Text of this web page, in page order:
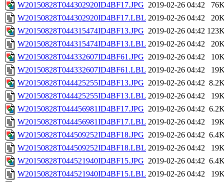
W20150828T044302920ID4BF17.JPG 2019-02-26 04:42
W20150828T044302920ID4BF17.LBL 2019-02-26 04:42
W20150828T044315474ID4BF13.JPG 2019-02-26 04:42
W20150828T044315474ID4BF13.LBL 2019-02-26 04:42
W20150828T044332607ID4BF61.JPG 2019-02-26 04:42
W20150828T044332607ID4BF61.LBL 2019-02-26 04:42
W20150828T044425255ID4BF13.JPG 2019-02-26 04:42
W20150828T044425255ID4BF13.LBL 2019-02-26 04:42
W20150828T044456981ID4BF17.JPG 2019-02-26 04:42
W20150828T044456981ID4BF17.LBL 2019-02-26 04:42
W20150828T044509252ID4BF18.JPG 2019-02-26 04:42
W20150828T044509252ID4BF18.LBL 2019-02-26 04:42
W20150828T044521940ID4BF15.JPG 2019-02-26 04:42
W20150828T044521940ID4BF15.LBL 2019-02-26 04:42